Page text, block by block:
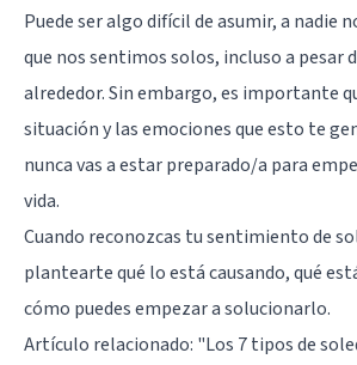
Puede ser algo difícil de asumir, a nadie
que nos sentimos solos, incluso a pesar
alrededor. Sin embargo, es importante
situación y las emociones que esto te
nunca vas a estar preparado/a para
vida.
Cuando reconozcas tu sentimiento de
plantearte qué lo está causando, qué
cómo puedes empezar a solucionarlo.
Artículo relacionado: "Los 7 tipos de